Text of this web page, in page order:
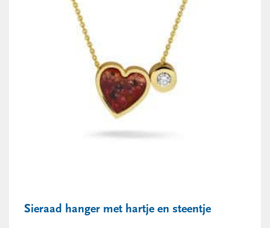
Sieraad hanger met hartje en steentje